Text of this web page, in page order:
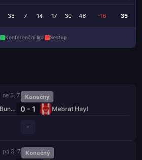
38 7 14 17 30 46 -16 35
Konferenční liga Sestup
ne 5. 7. Konečný
Sidama Bunna 0 - 1 Mebrat Hayl
-
pá 3. 7. Konečný